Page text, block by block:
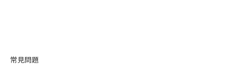
常見問題